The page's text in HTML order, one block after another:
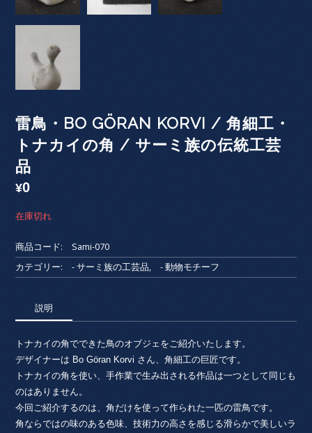
雷鳥・BO GÖRAN KORVI / 角細工・
トナカイの角 / サーミ族の伝統工芸
品
¥0
在庫切れ
商品コード:
Sami-070
カテゴリー:
- サーミ族の工芸品, - 動物モチーフ
説明
トナカイの角でできた鳥のオブジェをご紹介いたします。
デザイナーは Bo Göran Korvi さん、角細工の巨匠です。
トナカイの角を使い、手作業で生み出される作品は一つとして同じも
のはありません。
今回ご紹介するのは、角だけを使って作られた一匹の雷鳥です。
角ならではの味のある色味、技術力の高さを感じる滑らかで美しいラ